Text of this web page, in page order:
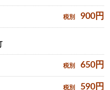
税別 900 円
税別 650 円
税別 590 円